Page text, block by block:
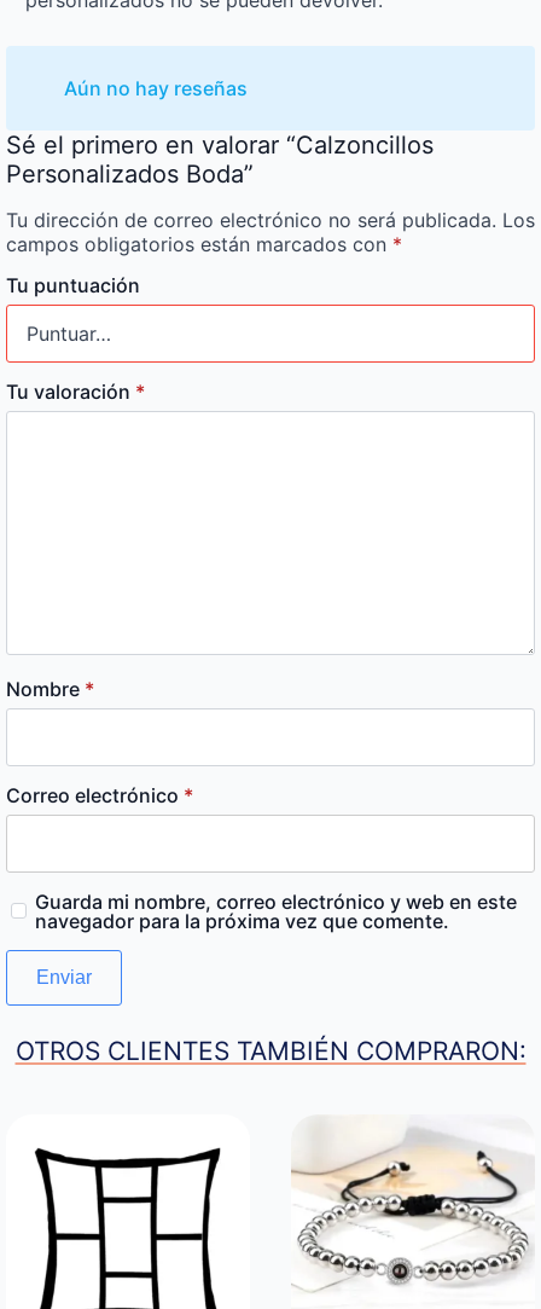
Aún no hay reseñas
Sé el primero en valorar “Calzoncillos
Personalizados Boda”
Tu dirección de correo electrónico no será publicada. Los
campos obligatorios están marcados con *
Tu puntuación
Tu valoración *
Nombre *
Correo electrónico *
Guarda mi nombre, correo electrónico y web en este
navegador para la próxima vez que comente.
OTROS CLIENTES TAMBIÉN COMPRARON: